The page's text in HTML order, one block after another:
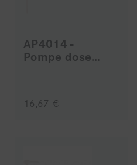
AP4014 -
Pompe doseuse Cremana-Wash
16,67 €